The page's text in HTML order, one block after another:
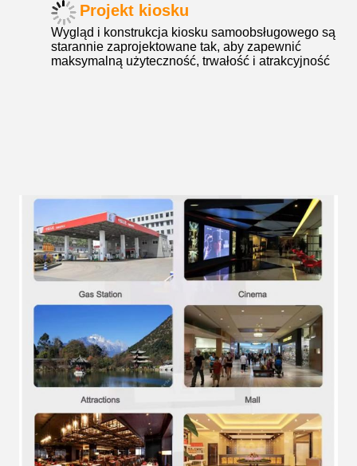
Projekt kiosku
Wygląd i konstrukcja kiosku samoobsługowego są
starannie zaprojektowane tak, aby zapewnić
maksymalną użyteczność, trwałość i atrakcyjność